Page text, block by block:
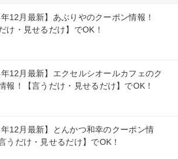
年12月最新】あぶりやのクーポン情報！
け・見せるだけ】でOK！
年12月最新】エクセルシオールカフェのク
報！【言うだけ・見せるだけ】でOK！
年12月最新】とんかつ和幸のクーポン情
うだけ・見せるだけ】でOK！